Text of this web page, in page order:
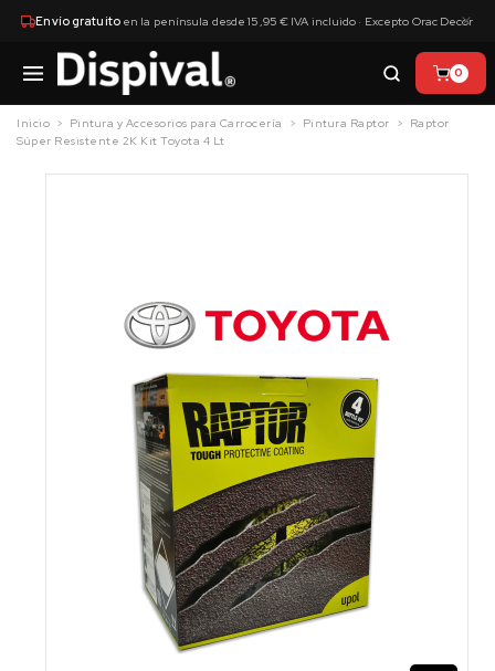
Envío gratuitoen la península desde 15,95 € IVA incluido · Excepto Orac Decor
×
0
Inicio Pintura y Accesorios para Carrocería Pintura Raptor
Raptor
Súper Resistente 2K Kit Toyota 4 Lt